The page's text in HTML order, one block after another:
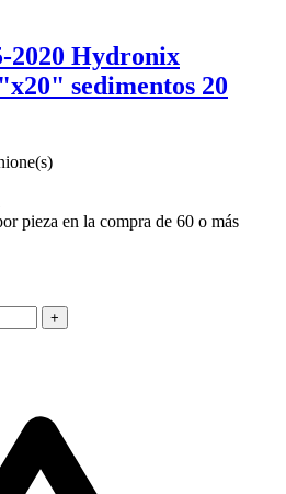
2020 Hydronix
sedimentos 20
pieza en la compra de 60 o más
+